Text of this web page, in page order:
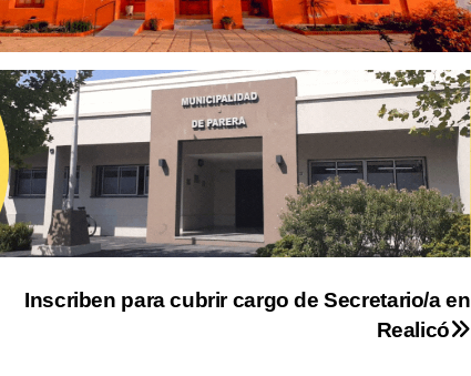
Inscriben para cubrir cargo de Secretario/a en
Realicó